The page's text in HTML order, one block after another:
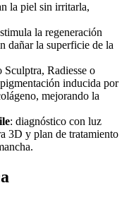
la piel sin irritarla,
la regeneración
dañar la superficie de la
Sculptra, Radiesse o
inducida por
mejorando la
: diagnóstico con luz
3D y plan de tratamiento